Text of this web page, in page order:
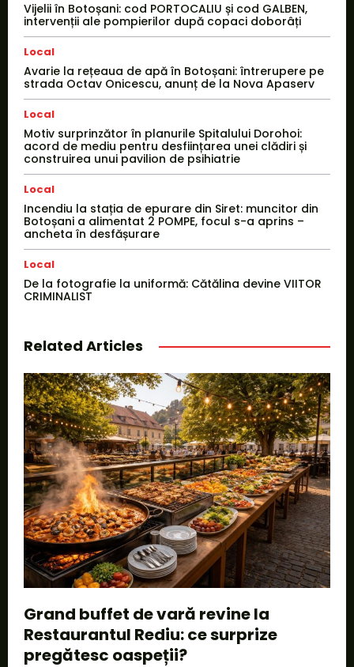
Vijelii în Botoșani: cod PORTOCALIU și cod GALBEN,
intervenții ale pompierilor după copaci doborâți
Local
Avarie la rețeaua de apă în Botoșani: întrerupere pe
strada Octav Onicescu, anunț de la Nova Apaserv
Local
Motiv surprinzător în planurile Spitalului Dorohoi:
acord de mediu pentru desființarea unei clădiri și
construirea unui pavilion de psihiatrie
Local
Incendiu la stația de epurare din Siret: muncitor din
Botoșani a alimentat 2 POMPE, focul s-a aprins –
ancheta în desfășurare
Local
De la fotografie la uniformă: Cătălina devine VIITOR
CRIMINALIST
Related Articles
Grand buffet de vară revine la
Restaurantul Rediu: ce surprize
pregătesc oaspeții?